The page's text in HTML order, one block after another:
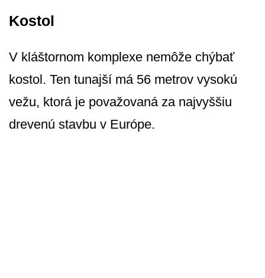
Kostol
V kláštornom komplexe nemôže chýbať
kostol. Ten tunajší má 56 metrov vysokú
vežu, ktorá je považovaná za najvyššiu
drevenú stavbu v Európe.